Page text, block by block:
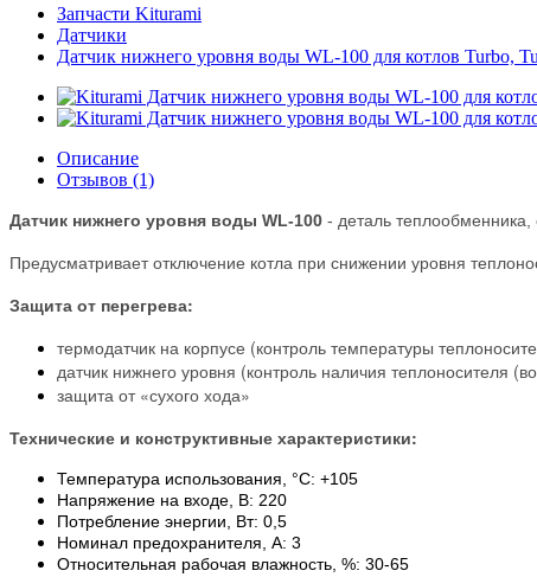
Запчасти Kiturami
Датчики
Датчик нижнего уровня воды WL-100 для котлов
Описание
Отзывов (1)
Датчик нижнего уровня воды WL-100 - деталь теплообменника,
Предусматривает отключение котла при снижении уровня
Защита от перегрева:
термодатчик на корпусе (контроль температуры
датчик нижнего уровня (контроль наличия теплоносителя
защита от «сухого хода»
Технические и конструктивные характеристики:
Температура использования, °С: +105
Напряжение на входе, В: 220
Потребление энергии, Вт: 0,5
Номинал предохранителя, А: 3
Относительная рабочая влажность, %: 30-65